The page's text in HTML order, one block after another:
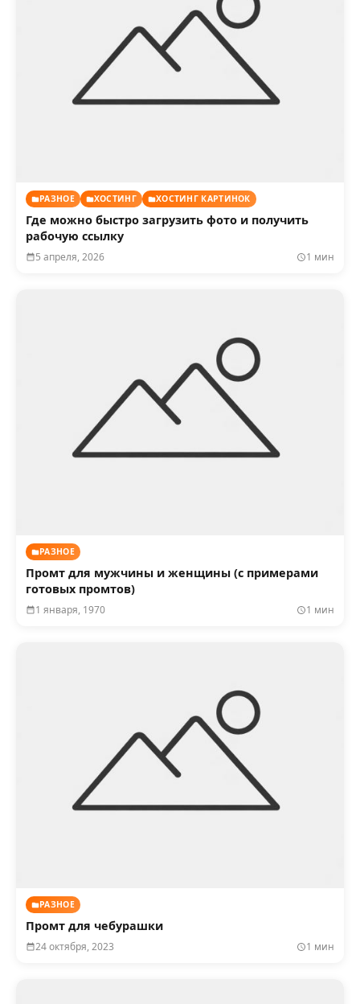
РАЗНОЕ ХОСТИНГ ХОСТИНГ КАРТИНОК
Где можно быстро загрузить фото и получить
рабочую ссылку
5 апреля, 2026 1 мин
РАЗНОЕ
Промт для мужчины и женщины (с примерами
готовых промтов)
1 января, 1970 1 мин
РАЗНОЕ
Промт для чебурашки
24 октября, 2023 1 мин